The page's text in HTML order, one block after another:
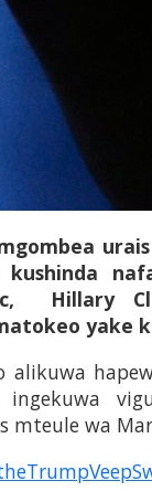
mgombea
kushinda
Hillary
yake
alikuwa
ingekuwa
mteule wa